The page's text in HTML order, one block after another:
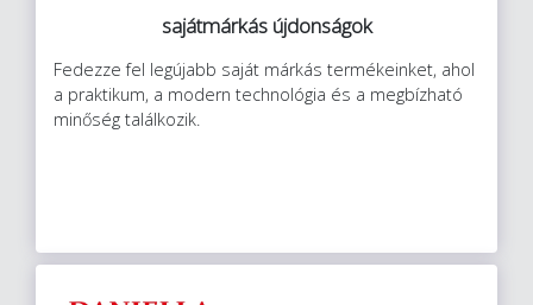
sajátmárkás újdonságok
Fedezze fel legújabb saját márkás termékeinket, ahol
a praktikum, a modern technológia és a megbízható
minőség találkozik.